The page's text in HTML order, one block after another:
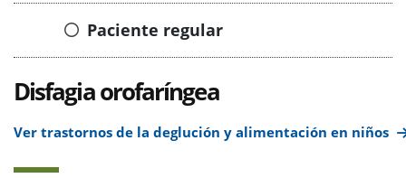
Paciente regular
Disfagia orofaríngea
Ver trastornos de la deglución y alimentación en niños